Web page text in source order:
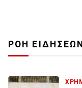
ΡΟΗ ΕΙΔΗΣΕΩΝ